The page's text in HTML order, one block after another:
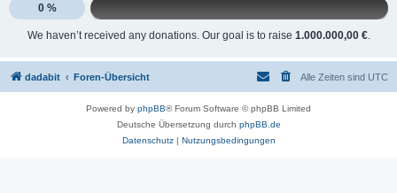
0 %
We haven’t received any donations. Our goal is to raise 1.000.000,00 €.
dadabit Foren-Übersicht Alle Zeiten sind UTC
Powered by phpBB® Forum Software © phpBB Limited
Deutsche Übersetzung durch phpBB.de
Datenschutz| Nutzungsbedingungen